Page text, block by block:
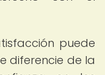
puede
diferencie de la